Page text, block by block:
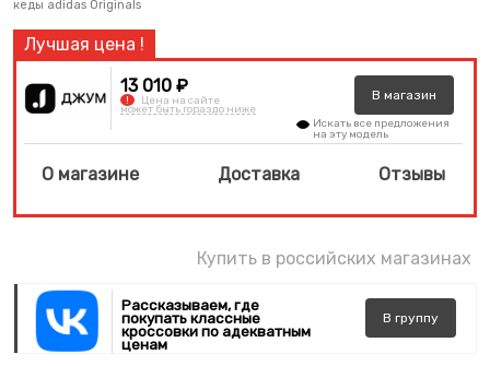
кеды adidas Originals
13 010 ₽
! Цена на сайте
может быть гораздо ниже
В магазин
Искать все предложения
на эту модель
О магазине Доставка Отзывы
Купить в российских магазинах
Рассказываем, где
покупать классные
кроссовки по адекватным
ценам
В группу